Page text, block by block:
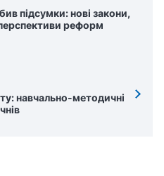
підсумки: нові закони,
реформ
навчально-методичні